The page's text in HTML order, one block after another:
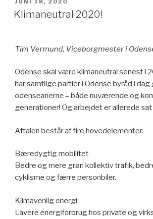
DEN
JUNI 18, 2020
Klimaneutral 2020!
Tim Vermund, Viceborgmester i
Odense skal være klimaneutral senest i
har samtlige partier i Odense byråd i dag
odenseanerne – både nuværende og
generationer! Og arbejdet er allerede
Aftalen består af fire hovedelementer:
Bæredygtig mobilitet
Bedre og mere grøn kollektiv trafik,
cyklisme og færre personbiler.
Klimavenlig energi
Lavere energiforbrug hos private og